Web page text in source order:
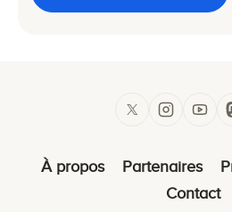
À propos Partenaires
Contact